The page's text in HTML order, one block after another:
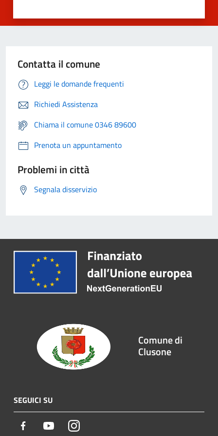
Contatta il comune
Leggi le domande frequenti
Richiedi Assistenza
Chiama il comune 0346 89600
Prenota un appuntamento
Problemi in città
Segnala disservizio
Comune di
Clusone
SEGUICI SU
Facebook YoutubeInstagram